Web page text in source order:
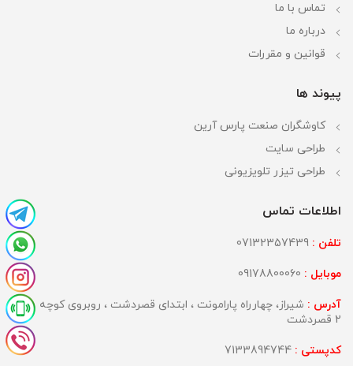
تماس با ما
درباره ما
قوانین و مقررات
پیوند ها
کاوشگران صنعت پارس آرین
طراحی سایت
طراحی تیزر تلویزیونی
اطلاعات تماس
تلفن :
موبایل :
آدرس : شیراز، چهارراه پارامونت ، ابتدای قصردشت ، روبروی کوچه
2 قصردشت
کدپستی :